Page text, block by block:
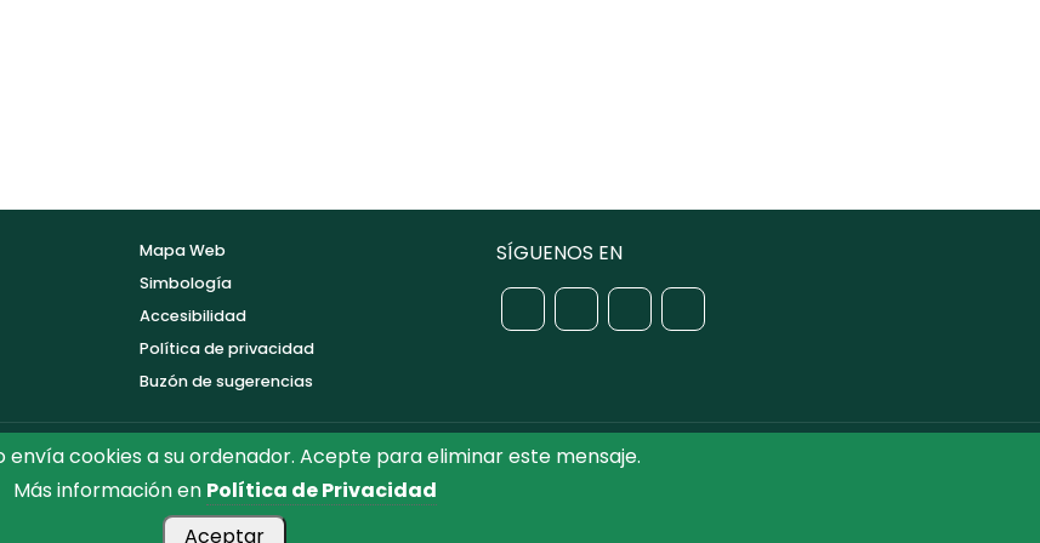
envía cookies a su ordenador. Acepte para eliminar este mensaje.
Más información en Política de Privacidad
Aceptar
Mapa Web
Simbología
Accesibilidad
Política de privacidad
Buzón de sugerencias
SÍGUENOS EN
Toledo. Reservados todos los Derechos. Diseñado por Diputación de Toledo